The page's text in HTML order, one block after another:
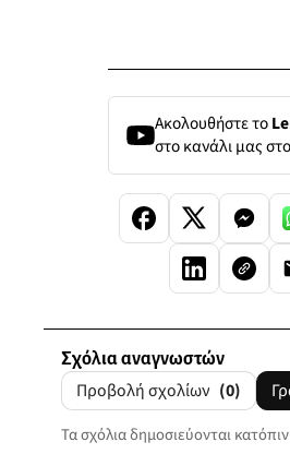
Ακολουθήστε το
στο κανάλι μας στο
Σχόλια αναγνωστών
Προβολή σχολίων (0)
Τα σχόλια δημοσιεύονται